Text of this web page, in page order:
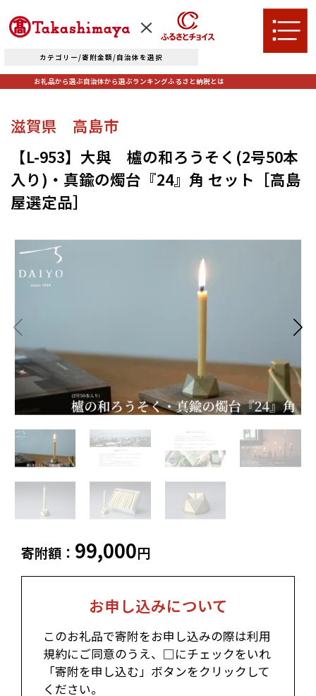
カテゴリー/寄附金額/自治体を選択
お礼品から選ぶ
加工品等
調味料・油 鍋セット
旅行
イベントや
雑貨・日用品
美容
ファッション
自治体から選ぶ
札幌市（北海道）
千歳市（北海道）
小樽市（北海道）
東北エリア
蓬田村（青森県）
花巻市（岩手県）
塩竈市（宮城県）
関東エリア
世田谷区（東京都）
横浜市（神奈川県）
小田原市（神奈川県）三浦市（神奈川県）
中部エリア
新発田市（新潟県）
輪島市（石川県）加賀市（石川県）
鯖江市（福井県）若狭町（福井県）
高山市（岐阜県）関市（岐阜県）
郡上市（岐阜県）浜松市（静岡県）
富士市（静岡県）
よくある質問とお問い合わせ
お礼品から選ぶ自治体から選ぶランキングふるさと納税とは
滋賀県 高島市
【L-953】大與 櫨の和ろうそく(2号50本
入り)・真鍮の燭台『24』角 セット［高島
屋選定品］
寄附額： 99,000円
お申し込みについて
このお礼品で寄附をお申し込みの際は利用
規約にご同意のうえ、□にチェックをいれ
「寄附を申し込む」ボタンをクリックして
ください。